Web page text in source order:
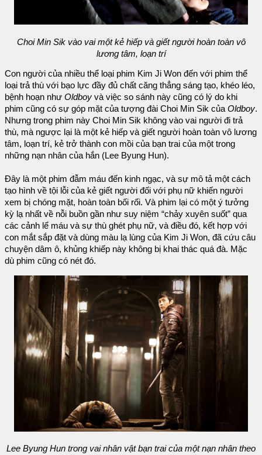
Choi Min Sik vào vai một kẻ hiếp và giết người hoàn toàn vô
lương tâm, loạn trí
Con người của nhiều thể loại phim Kim Ji Won đến với phim thể
loại trả thù với bạo lực đầy đủ chất căng thẳng sáng tạo, khéo léo,
bệnh hoạn như Oldboy và việc so sánh này cũng có lý do khi
phim cũng có sự góp mặt của tượng đài Choi Min Sik củaOldboy.
Nhưng trong phim này Choi Min Sik không vào vai người đi trả
thù, mà ngược lại là một kẻ hiếp và giết người hoàn toàn vô lương
tâm, loạn trí, kẻ trở thành con mồi của bạn trai của một trong
những nạn nhân của hắn (Lee Byung Hun).
Đây là một phim đẫm máu đến kinh ngạc, và sự mô tả một cách
tạo hình về tội lỗi của kẻ giết người đối với phụ nữ khiến người
xem bị chóng mặt, hoàn toàn bối rối. Và phim lại có một ý tưởng
kỳ lạ nhất về nỗi buồn gần như suy niệm “chảy xuyên suốt” qua
các cảnh lể máu và sự thù ghét phụ nữ, và điều đó, kết hợp với
con mắt sắp đặt và dùng màu lạ lùng của Kim Ji Won, đã cứu câu
chuyện dâm ô, khủng khiếp này không bị khai thác quá đà. Mặc
dù phim cũng có nét đó.
Lee Byung Hun trong vai nhân vật bạn trai của một nạn nhân theo